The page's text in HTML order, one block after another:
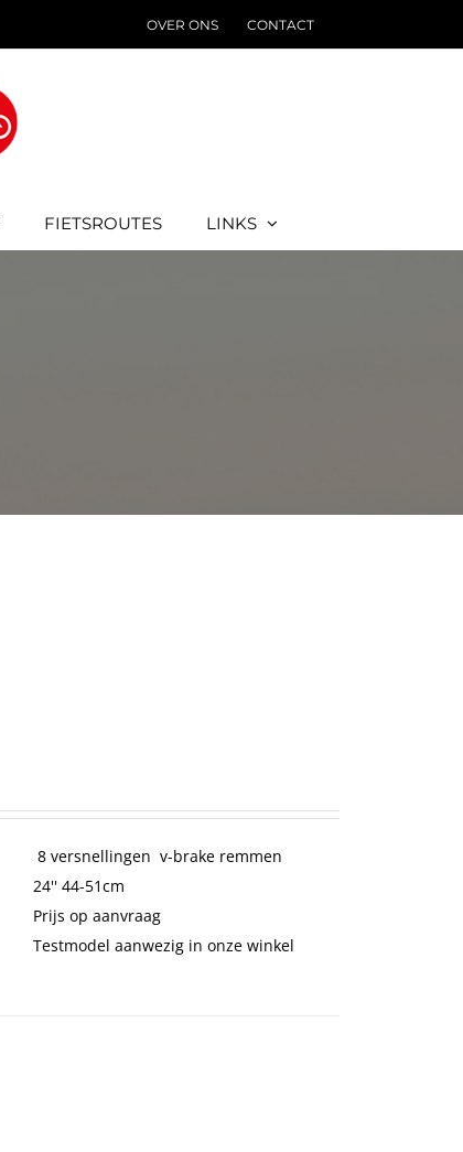
OVER ONS CONTACT
FIETSROUTES LINKS
8 versnellingen v-brake remmen
24'' 44-51cm
Prijs op aanvraag
Testmodel aanwezig in onze winkel